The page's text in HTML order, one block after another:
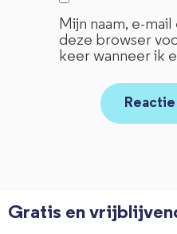
Mijn naam, e-
deze browser
keer wanneer ik
Gratis en